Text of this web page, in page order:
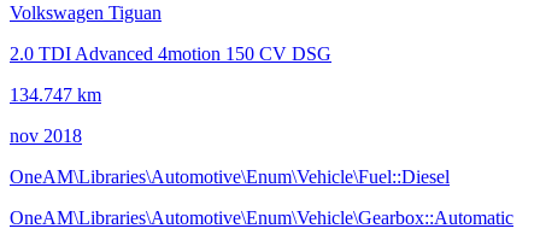
Volkswagen Tiguan
2.0 TDI Advanced 4motion 150 CV DSG
134.747 km
nov 2018
OneAM\Libraries\Automotive\Enum\Vehicle\Fuel::Diesel
OneAM\Libraries\Automotive\Enum\Vehicle\Gearbox::Automatic